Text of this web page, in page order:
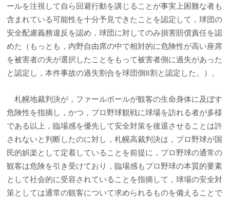
ールを注視して自ら回避行動を講じることが事実上困難な者も
含まれている可能性を十分予見できたことを認定して，球団の
安全配慮義務違反を認め，球団に対してのみ損害賠償責任を認
めた（もっとも，内野自由席の中で相対的に危険性が高い座席
を被害者の夫が選択したことをもって被害者側に過失があった
と認定し，本件事故の過失割合を球団側8割と認定した。）。
札幌地裁判決が，ファールボールが観客の生命身体に及ぼす
危険性を指摘し，かつ，プロ野球観戦に球場を訪れる者が多様
である以上，臨場感を優先して安全対策を後退させることは許
されないと判断したのに対し，札幌高裁判決は，プロ野球が国
民的娯楽として定着していることを前提に，プロ野球の通常の
観客は危険を引き受けており，臨場感もプロ野球の本質的要素
として社会的に受容されていることを指摘して，球場の安全対
策としては通常の観客について求められるものを備えることで